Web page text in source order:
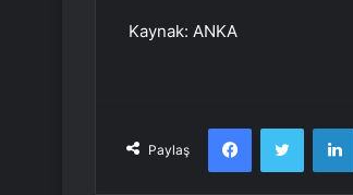
Kaynak: ANKA
Paylaş
FacebookTwitter